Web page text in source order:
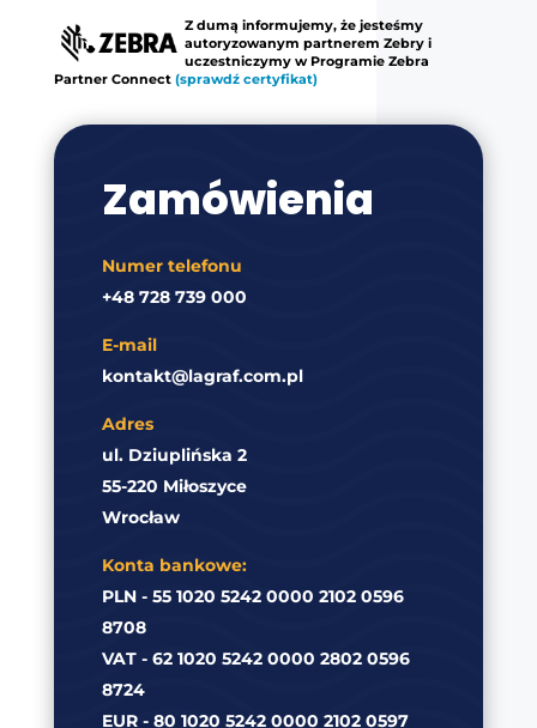
Z dumą informujemy, że jesteśmy
autoryzowanym partnerem Zebry i
uczestniczymy w Programie Zebra
Partner Connect (sprawdź certyfikat)
Zamówienia
Numer telefonu
+48 728 739 000
E-mail
kontakt@lagraf.com.pl
Adres
ul. Dziuplińska 2
55-220 Miłoszyce
Wrocław
Konta bankowe:
PLN - 55 1020 5242 0000 2102 0596
8708
VAT - 62 1020 5242 0000 2802 0596
8724
EUR - 80 1020 5242 0000 2102 0597